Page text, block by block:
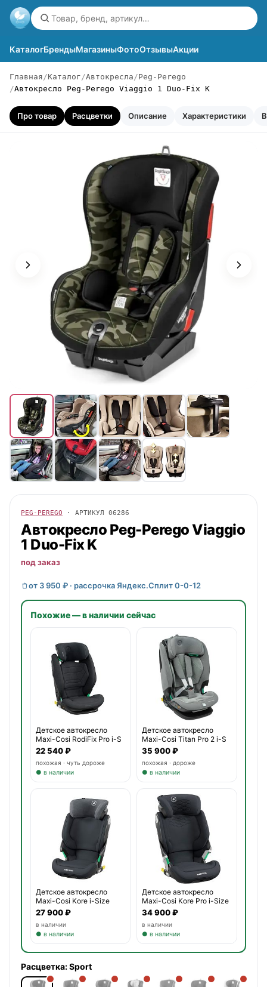
КаталогБрендыМагазиныФотоОтзывыАкции
Главная Каталог Автокресла
Peg-Perego
Автокресло Peg-Perego Viaggio 1 Duo-Fix K
Про товар Расцветки Описание Характеристики
PEG-PEREGO · АРТИКУЛ 06286
Автокресло Peg-PeregoViaggio
1 Duo-Fix K
под заказ
от 3 950 ₽ · рассрочка Яндекс.Сплит 0-0-12
Похожие — в наличии сейчас
Детское автокресло
Maxi-Cosi RodiFix Pro i-S
22 540 ₽
похожая · чуть дороже
● в наличии
Детское автокресло
Maxi-Cosi Titan Pro 2 i-S
35 900 ₽
похожая · дороже
● в наличии
Детское автокресло
Maxi-Cosi Kore i-Size
27 900 ₽
в наличии
● в наличии
Детское автокресло
Maxi-Cosi Kore Pro i-Size
34 900 ₽
в наличии
● в наличии
Расцветка:Sport